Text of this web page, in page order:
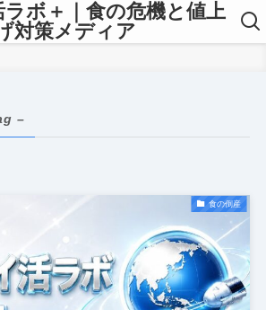
ボ＋｜食の危機と値上
対策メディア
–
食の倒産